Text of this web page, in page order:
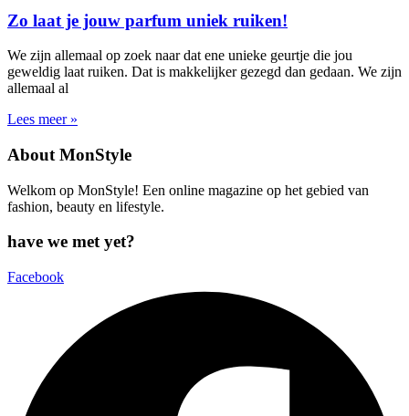
Zo laat je jouw parfum uniek ruiken!
We zijn allemaal op zoek naar dat ene unieke geurtje die jou
geweldig laat ruiken. Dat is makkelijker gezegd dan gedaan. We zijn
allemaal al
Lees meer »
About MonStyle
Welkom op MonStyle! Een online magazine op het gebied van
fashion, beauty en lifestyle.
have we met yet?
Facebook